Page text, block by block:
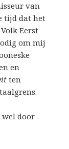
van
tijd dat het
Eerst
om mij
en
ten
wel door